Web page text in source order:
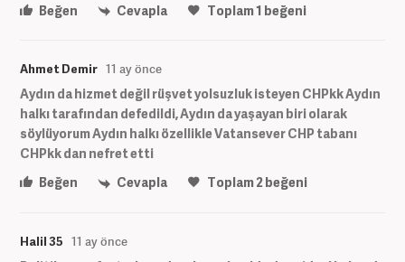
Beğen
Cevapla Toplam1 beğeni
Ahmet Demir 11 ay önce
Aydın da hizmet değil rüşvet yolsuzluk isteyen CHPkk Aydın
halkı tarafından defedildi, Aydın da yaşayan biri olarak
söylüyorum Aydın halkı özellikle Vatansever CHP tabanı
CHPkk dan nefret etti
Beğen
Cevapla Toplam2beğeni
Halil 35 11 ay önce